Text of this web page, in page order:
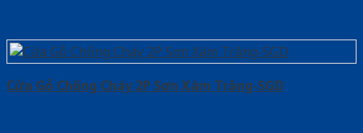
Cửa Gỗ Chống Cháy 2P Sơn Xám Trắng-SGD